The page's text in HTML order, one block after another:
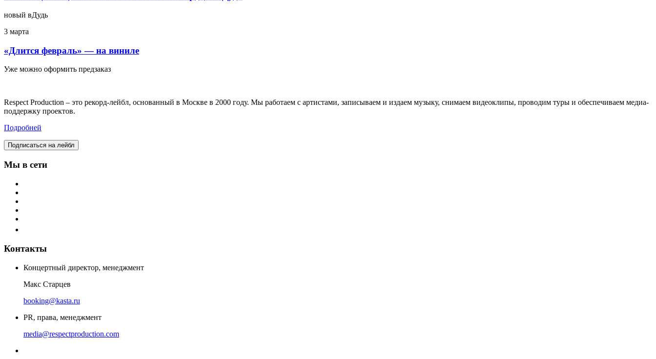
новый вДудь
3 марта
«Длится февраль» — на виниле
Уже можно оформить предзаказ
Respect Production – это рекорд-лейбл, основанный в Москве в 2000 году. Мы работаем с артистами, записываем и издаем музыку, снимаем видеоклипы, проводим туры и обеспечиваем медиа-
поддержку проектов.
Подробней
Подписаться на лейбл
Мы в сети
Контакты
Концертный директор, менеджмент
Макс Старцев
booking@kasta.ru
PR, права, менеджмент
media@respectproduction.com